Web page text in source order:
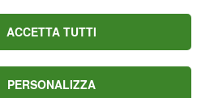
ACCETTA TUTTI
PERSONALIZZA